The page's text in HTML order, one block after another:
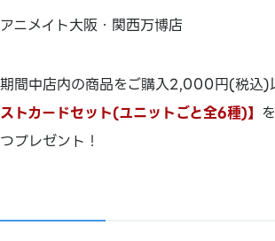
アニメイト大阪・関西万博店
期間中店内の商品をご購入2,000円(税込)
ストカードセット(ユニットごと全6種)】
つプレゼント！